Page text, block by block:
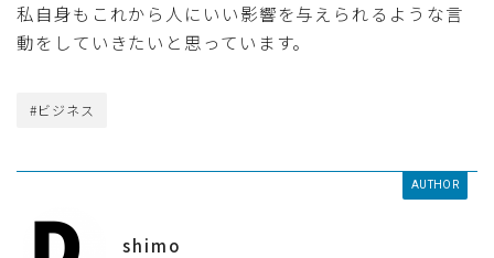
私自身もこれから人にいい影響を与えられるような言
動をしていきたいと思っています。
#ビジネス
AUTHOR
shimo